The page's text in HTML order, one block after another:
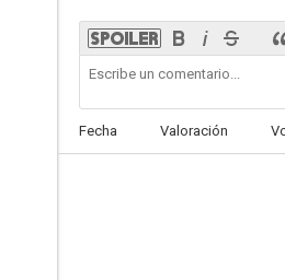
Fecha Valoración